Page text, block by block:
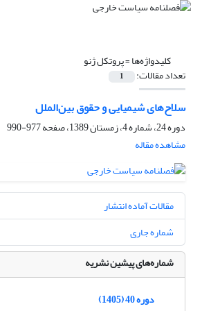
کلیدواژه‌ها =پروتکل ژنو
تعداد مقالات: 1
سلاح‌های شیمیایی و حقوق بین‌الملل ‏
دوره 24، شماره 4، زمستان 1389، صفحه
977-990
مشاهده مقاله
مقالات آماده انتشار
شماره جاری
شماره‌های پیشین نشریه
دوره 40 (1405)